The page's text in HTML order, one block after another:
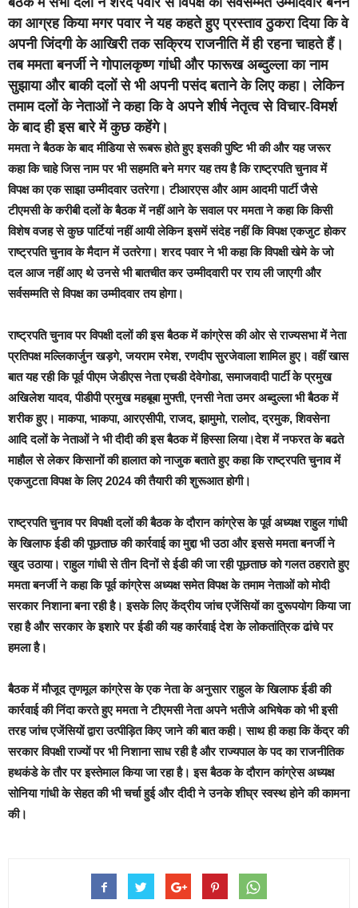
का आग्रह किया मगर पवार ने यह कहते हुए प्रस्ताव ठुकरा दिया कि वे
अपनी जिंदगी के आखिरी तक सक्रिय राजनीति में ही रहना चाहते हैं।
तब ममता बनर्जी ने गोपालकृष्ण गांधी और फारूख अब्दुल्ला का नाम
सुझाया और बाकी दलों से भी अपनी पसंद बताने के लिए कहा। लेकिन
तमाम दलों के नेताओं ने कहा कि वे अपने शीर्ष नेतृत्व से विचार-विमर्श
के बाद ही इस बारे में कुछ कहेंगे।
ममता ने बैठक के बाद मीडिया से रूबरू होते हुए इसकी पुष्टि भी की और यह जरूर
कहा कि चाहे जिस नाम पर भी सहमति बने मगर यह तय है कि राष्ट्रपति चुनाव में
विपक्ष का एक साझा उम्मीदवार उतरेगा। टीआरएस और आम आदमी पार्टी जैसे
टीएमसी के करीबी दलों के बैठक में नहीं आने के सवाल पर ममता ने कहा कि किसी
विशेष वजह से कुछ पार्टियां नहीं आयी लेकिन इसमें संदेह नहीं कि विपक्ष एकजुट होकर
राष्ट्रपति चुनाव के मैदान में उतरेगा। शरद पवार ने भी कहा कि विपक्षी खेमे के जो
दल आज नहीं आए थे उनसे भी बातचीत कर उम्मीदवारी पर राय ली जाएगी और
सर्वसम्मति से विपक्ष का उम्मीदवार तय होगा।
राष्ट्रपति चुनाव पर विपक्षी दलों की इस बैठक में कांग्रेस की ओर से राज्यसभा में नेता
प्रतिपक्ष मल्लिकार्जुन खड़गे, जयराम रमेश, रणदीप सुरजेवाला शामिल हुए। वहीं खास
बात यह रही कि पूर्व पीएम जेडीएस नेता एचडी देवेगोडा, समाजवादी पार्टी के प्रमुख
अखिलेश यादव, पीडीपी प्रमुख महबूबा मुफ्ती, एनसी नेता उमर अब्दुल्ला भी बैठक में
शरीक हुए। माकपा, भाकपा, आरएसीपी, राजद, झामुमो, रालोद, द्रमुक, शिवसेना
आदि दलों के नेताओं ने भी दीदी की इस बैठक में हिस्सा लिया।देश में नफरत के बढते
माहौल से लेकर किसानों की हालात को नाजुक बताते हुए कहा कि राष्ट्रपति चुनाव में
एकजुटता विपक्ष के लिए 2024 की तैयारी की शुरूआत होगी।
राष्ट्रपति चुनाव पर विपक्षी दलों की बैठक के दौरान कांग्रेस के पूर्व अध्यक्ष राहुल गांधी
के खिलाफ ईडी की पूछताछ की कार्रवाई का मुद्दा भी उठा और इससे ममता बनर्जी ने
खुद उठाया। राहुल गांधी से तीन दिनों से ईडी की जा रही पूछताछ को गलत ठहराते हुए
ममता बनर्जी ने कहा कि पूर्व कांग्रेस अध्यक्ष समेत विपक्ष के तमाम नेताओं को मोदी
सरकार निशाना बना रही है। इसके लिए केंद्रीय जांच एजेंसियों का दुरूपयोग किया जा
रहा है और सरकार के इशारे पर ईडी की यह कार्रवाई देश के लोकतांत्रिक ढांचे पर
हमला है।
बैठक में मौजूद तृणमूल कांग्रेस के एक नेता के अनुसार राहुल के खिलाफ ईडी की
कार्रवाई की निंदा करते हुए ममता ने टीएमसी नेता अपने भतीजे अभिषेक को भी इसी
तरह जांच एजेंसियों द्वारा उत्पीड़ित किए जाने की बात कही। साथ ही कहा कि केंद्र की
सरकार विपक्षी राज्यों पर भी निशाना साध रही है और राज्यपाल के पद का राजनीतिक
हथकंडे के तौर पर इस्तेमाल किया जा रहा है। इस बैठक के दौरान कांग्रेस अध्यक्ष
सोनिया गांधी के सेहत की भी चर्चा हुई और दीदी ने उनके शीघ्र स्वस्थ होने की कामना
की।